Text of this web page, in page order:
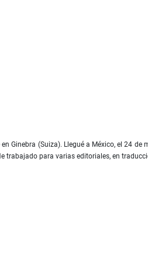
Ginebra (Suiza). Llegué a México, el 24 de
para varias editoriales, en